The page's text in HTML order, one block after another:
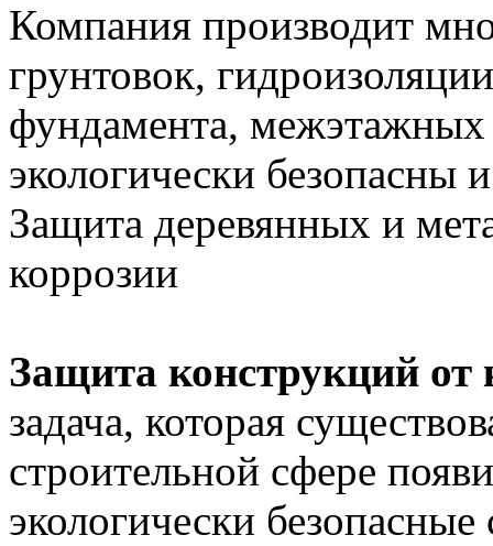
Компания производит
грунтовок,
фундамента, межэтажных
экологически безопасны
Защита деревянных и
коррозии
Защита конструкций от
задача, которая
строительной сфере
экологически безопасные